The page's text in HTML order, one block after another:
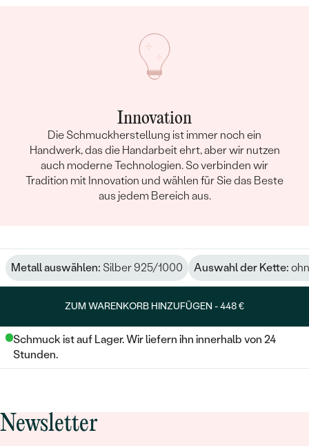
Innovation
Die Schmuckherstellung ist immer noch ein
Handwerk, das die Handarbeit ehrt, aber wir nutzen
auch moderne Technologien. So verbinden wir
Tradition mit Innovation und wählen für Sie das Beste
aus jedem Bereich aus.
Metall auswählen: Silber 925/1000 Auswahl der Kette:
ZUM WARENKORB HINZUFÜGEN -448 €
Schmuck ist auf Lager. Wir liefern ihn innerhalb von 24
Stunden.
Newsletter